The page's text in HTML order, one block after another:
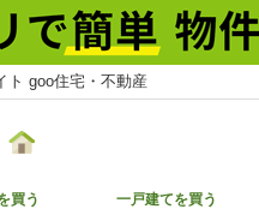
ト goo住宅・不動産
買う 一戸建てを買う